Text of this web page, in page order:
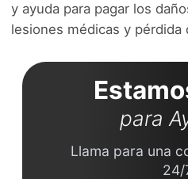
y ayuda para pagar los
lesiones médicas y pérdida
para
Llama para una
24/